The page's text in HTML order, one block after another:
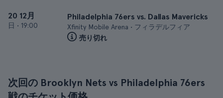
20 12月
日 • 19:00
Philadelphia 76ers vs. Dallas Mavericks
Xfinity Mobile Arena • フィラデルフィア
売り切れ
次回の Brooklyn Nets vs Philadelphia 76ers